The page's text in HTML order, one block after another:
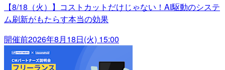
【8/18（火）】コストカットだけじゃない！AI駆動のシステ
ム刷新がもたらす本当の効果
開催前2026年8月18日(火) 15:00